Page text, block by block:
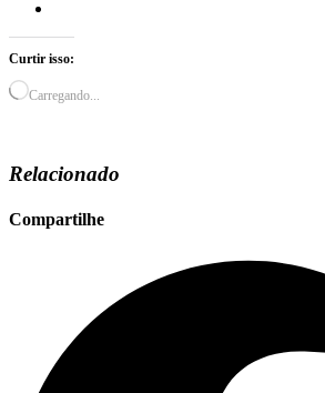
Curtir isso:
Carregando...
Relacionado
Compartilhe